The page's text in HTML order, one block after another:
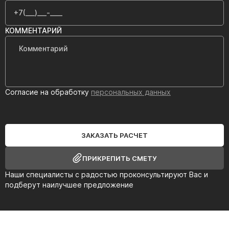
Наши специалисты с радостью проконсультируют Вас и
подберут наилучшее предложение
КОММЕНТАРИЙ
Согласие на обработку персональных данных
ЗАКАЗАТЬ РАСЧЕТ
ПРИКРЕПИТЬ СМЕТУ